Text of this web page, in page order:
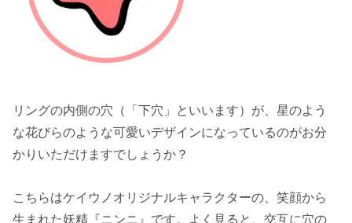
リングの内側の穴（「下穴」といいます）が、星のよう
な花びらのような可愛いデザインになっているのがお分
かりいただけますでしょうか？
こちらはケイウノオリジナルキャラクターの、笑顔から
生まれた妖精『ニンニ』です。よく見ると、交互に穴の